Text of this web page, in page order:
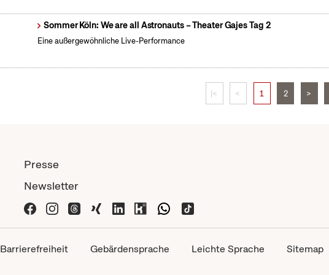
Sommer Köln: We are all Astronauts – Theater Gajes Tag 2
Eine außergewöhnliche Live-Performance
|< < 1 2 >
Presse
Newsletter
Barrierefreiheit Gebärdensprache Leichte Sprache Sitemap